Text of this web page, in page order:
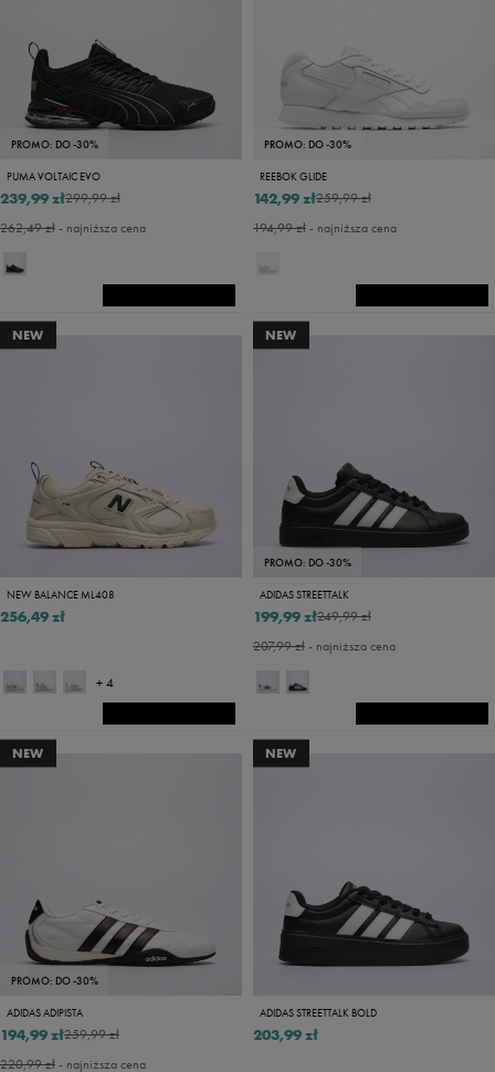
PROMO: DO -30%
PUMA VOLTAIC EVO
299,99 zł
239,99 zł
262,49 zł- najniższa cena
PROMO: DO -30%
REEBOK GLIDE
259,99 zł
142,99 zł
194,99 zł- najniższa cena
NEW
NEW BALANCE ML408
256,49 zł
+ 4
NEW
PROMO: DO -30%
ADIDAS STREETTALK
249,99 zł
199,99 zł
207,99 zł- najniższa cena
NEW
PROMO: DO -30%
ADIDAS ADIPISTA
259,99 zł
194,99 zł
220,99 zł- najniższa cena
NEW
ADIDAS STREETTALK BOLD
203,99 zł